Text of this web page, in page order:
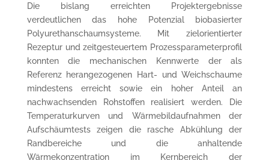
Die bislang erreichten Projektergebnisse
verdeutlichen das hohe Potenzial biobasierter
Polyurethanschaumsysteme. Mit zielorientierter
Rezeptur und zeitgesteuertem Prozessparameterprofil
konnten die mechanischen Kennwerte der als
Referenz herangezogenen Hart- und Weichschaume
mindestens erreicht sowie ein hoher Anteil an
nachwachsenden Rohstoffen realisiert werden. Die
Temperaturkurven und Wärmebildaufnahmen der
Aufschäumtests zeigen die rasche Abkühlung der
Randbereiche und die anhaltende
Wärmekonzentration im Kernbereich der